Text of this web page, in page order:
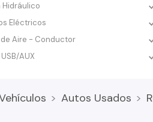
Hidráulico
Eléctricos
de Aire - Conductor
AUX
Autos Usados